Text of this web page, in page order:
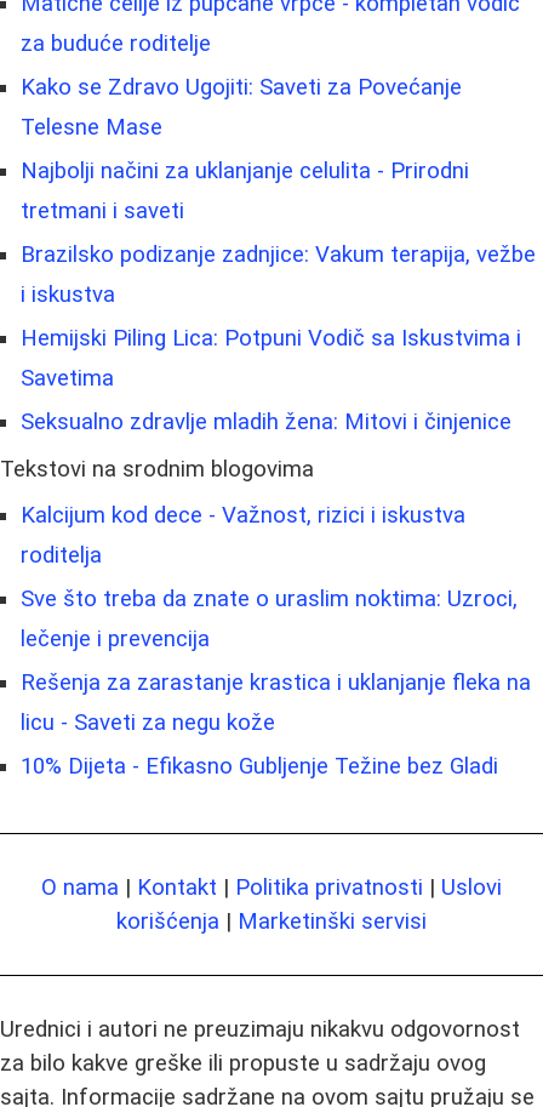
za buduće roditelje
Kako se Zdravo Ugojiti: Saveti za Povećanje
Telesne Mase
Najbolji načini za uklanjanje celulita - Prirodni
tretmani i saveti
Brazilsko podizanje zadnjice: Vakum terapija, vežbe
i iskustva
Hemijski Piling Lica: Potpuni Vodič sa Iskustvima i
Savetima
Seksualno zdravlje mladih žena: Mitovi i činjenice
Tekstovi na srodnim blogovima
Kalcijum kod dece - Važnost, rizici i iskustva
roditelja
Sve što treba da znate o uraslim noktima: Uzroci,
lečenje i prevencija
Rešenja za zarastanje krastica i uklanjanje fleka na
licu - Saveti za negu kože
10% Dijeta - Efikasno Gubljenje Težine bez Gladi
O nama | Kontakt | Politika privatnosti | Uslovi
korišćenja | Marketinški servisi
Urednici i autori ne preuzimaju nikakvu odgovornost
za bilo kakve greške ili propuste u sadržaju ovog
sajta. Informacije sadržane na ovom sajtu pružaju se